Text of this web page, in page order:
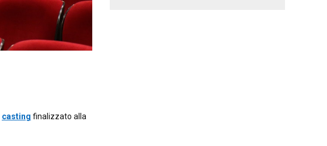
casting finalizzato alla